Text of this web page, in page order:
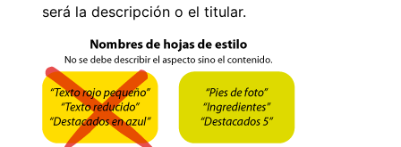
será la descripción o el titular.